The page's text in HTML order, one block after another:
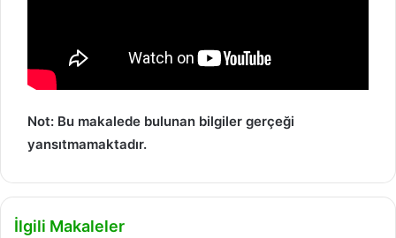
Not: Bu makalede bulunan bilgiler gerçeği
yansıtmamaktadır.
İlgili Makaleler